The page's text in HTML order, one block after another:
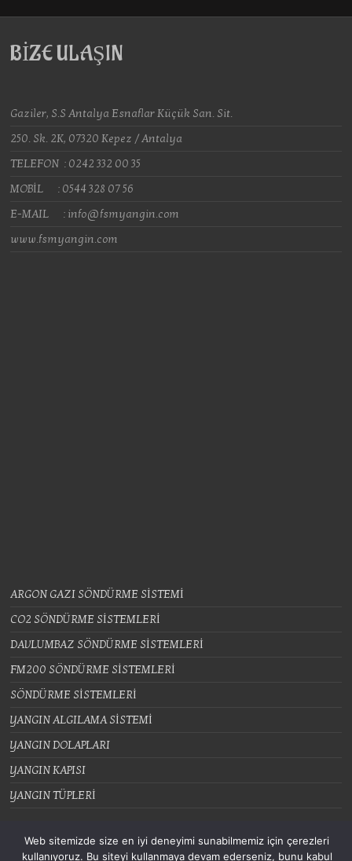
BİZE ULAŞIN
Gaziler, S.S Antalya Esnaflar Küçük San. Sit.
250. Sk. 2K, 07320 Kepez / Antalya
TELEFON : 0242 332 00 35
MOBİL : 0544 328 07 56
E-MAIL : info@fsmyangin.com
www.fsmyangin.com
ARGON GAZI SÖNDÜRME SİSTEMİ
CO2 SÖNDÜRME SİSTEMLERİ
DAVLUMBAZ SÖNDÜRME SİSTEMLERİ
FM200 SÖNDÜRME SİSTEMLERİ
SÖNDÜRME SİSTEMLERİ
YANGIN ALGILAMA SİSTEMİ
YANGIN DOLAPLARI
YANGIN KAPISI
YANGIN TÜPLERİ
Web sitemizde size en iyi deneyimi sunabilmemiz için çerezleri
kullanıyoruz. Bu siteyi kullanmaya devam ederseniz, bunu kabul